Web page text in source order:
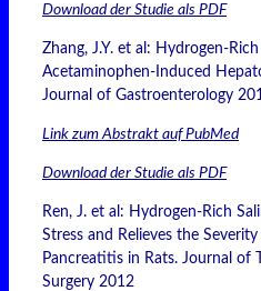
Download der Studie als PDF
Zhang, J.Y. et al: Hydrogen-
Acetaminophen-Induced
Journal of Gastroenterology
Link zum Abstrakt auf PubMed
Download der Studie als PDF
Ren, J. et al: Hydrogen-Rich
Stress and Relieves the
Pancreatitis in Rats. Journal of
Surgery 2012